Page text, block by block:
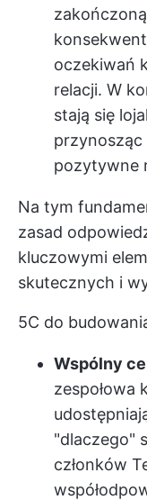
oczekiwań
relacji. W
stają się
pozytywne
Na tym
zasad
kluczowymi
skutecznych i
5C do
Wspólny
zespołowa
"dlaczego"
członków